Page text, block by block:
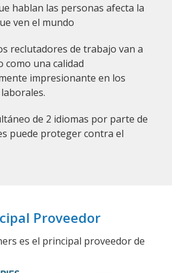
hablan las personas afecta la
ven el mundo
reclutadores de trabajo van a
como una calidad
impresionante en los
de 2 idiomas por parte de
puede proteger contra el
Proveedor
es el principal proveedor de